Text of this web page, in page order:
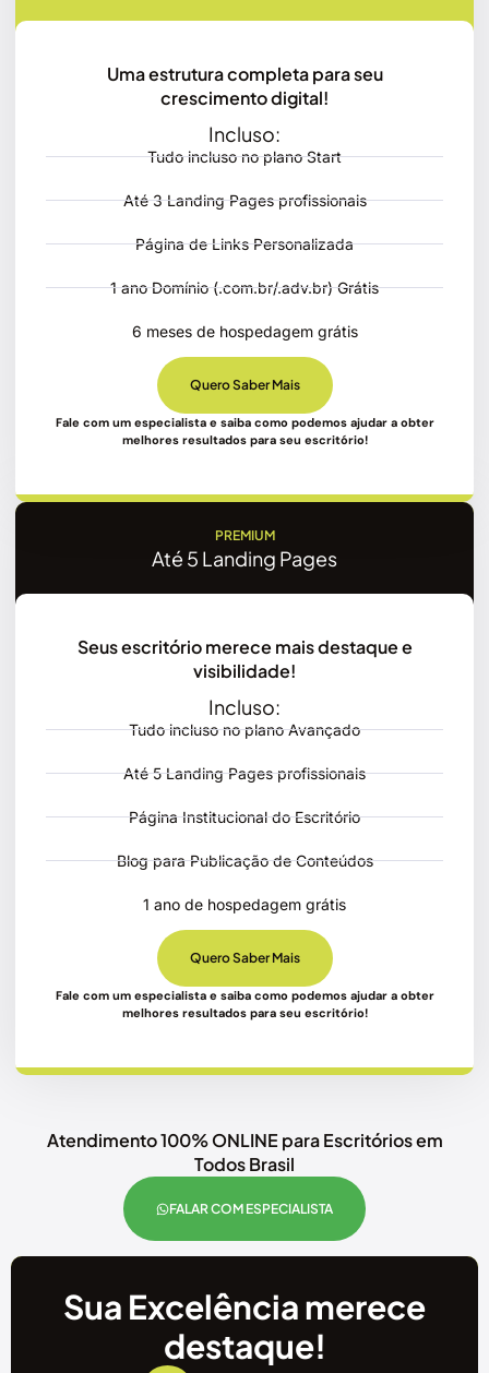
Uma estrutura completa para seu
crescimento digital!
Incluso:
Tudo incluso no plano Start
Até 3 Landing Pages profissionais
Página de Links Personalizada
1 ano Domínio (.com.br/.adv.br) Grátis
6 meses de hospedagem grátis
Quero Saber Mais
Fale com um especialista e saiba como podemos ajudar a obter
melhores resultados para seu escritório!
PREMIUM
Até 5 Landing Pages
Seus escritório merece mais destaque e
visibilidade!
Incluso:
Tudo incluso no plano Avançado
Até 5 Landing Pages profissionais
Página Institucional do Escritório
Blog para Publicação de Conteúdos
1 ano de hospedagem grátis
Quero Saber Mais
Fale com um especialista e saiba como podemos ajudar a obter
melhores resultados para seu escritório!
Atendimento 100% ONLINE para Escritórios em
Todos Brasil
FALAR COM ESPECIALISTA
Sua Excelência merece
destaque!